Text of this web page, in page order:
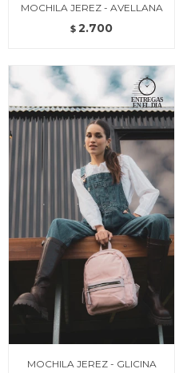
MOCHILA JEREZ - AVELLANA
$ 2.700
MOCHILA JEREZ - GLICINA